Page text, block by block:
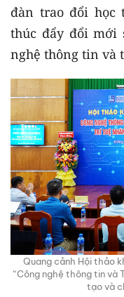
đàn trao đổi học
thúc đẩy đổi mới
nghệ thông tin và
Quang cảnh Hội thảo
“Công nghệ thông tin và
tạo và